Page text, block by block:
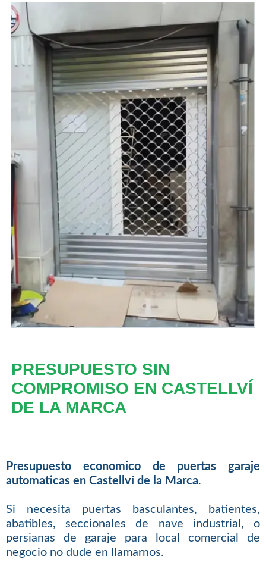
PRESUPUESTO SIN
COMPROMISO EN CASTELLVÍ
DE LA MARCA
Presupuesto economico de puertas garaje
automaticas en Castellví de la Marca.
Si necesita puertas basculantes, batientes,
abatibles, seccionales de nave industrial, o
persianas de garaje para local comercial de
negocio no dude en llamarnos.